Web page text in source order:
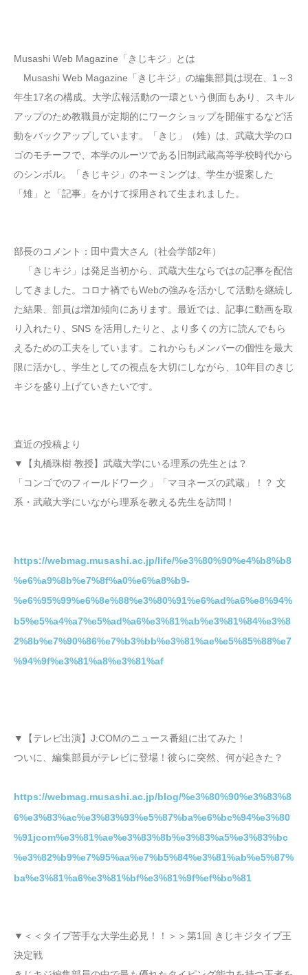
Musashi Web Magazine「きじキジ」とは
Musashi Web Magazine「きじキジ」の編集部員は現在、1～3
年生17名の構成。大学広報活動の一環という側面もあり、スキル
アップのため教職員が定期的にワークショップを開催するなど活
動をバックアップしています。「きじ」（雉）は、武蔵大学のロ
ゴのモチーフで、本学のルーツである旧制武蔵高等学校時代から
のシンボル。「きじキジ」のネーミングは、学生が提案した
「雉」と「記事」をかけて採用されて生まれました。
部長のコメント：田中貴大さん（社会学部2年）
「きじキジ」は発足当初から、武蔵大生ならではの記事を配信
してきました。コロナ禍でもWebの強みを活かして活動を継続し
た結果、部員は増加傾向にあります。最近では、記事に動画を取
り入れたり、SNS を活用したりと、より多くの方に読んでもら
えるための工夫をしています。これからもメンバーの個性を最大
限に活かし、学生としての視点を大切にしながら、10年目のきじ
キジを盛り上げていきたいです。
直近の投稿より
▼【丸橋珠樹 教授】武蔵大学にいる理系の先生とは？
「コンゴでのフィールドワーク」「マヨネーズの武蔵」！？ 文
系・武蔵大学にいながら理系を教える先生を訪問！
https://webmag.musashi.ac.jp/life/%e3%80%90%e4%b8%b8
%e6%a9%8b%e7%8f%a0%e6%a8%b9-
%e6%95%99%e6%8e%88%e3%80%91%e6%ad%a6%e8%94%
b5%e5%a4%a7%e5%ad%a6%e3%81%ab%e3%81%84%e3%8
2%8b%e7%90%86%e7%b3%bb%e3%81%ae%e5%85%88%e7
%94%9f%e3%81%a8%e3%81%af
▼【テレビ出演】J:COMのニュース番組に出てみた！
ついに、編集部員がテレビに登場！彼らに突然、何が起きた？
https://webmag.musashi.ac.jp/blog/%e3%80%90%e3%83%8
6%e3%83%ac%e3%83%93%e5%87%ba%e6%bc%94%e3%80
%91jcom%e3%81%ae%e3%83%8b%e3%83%a5%e3%83%bc
%e3%82%b9%e7%95%aa%e7%b5%84%e3%81%ab%e5%87%
ba%e3%81%a6%e3%81%bf%e3%81%9f%ef%bc%81
▼＜＜タイプ苦手な大学生必見！！＞＞第1回 きじキジタイプ王
決定戦